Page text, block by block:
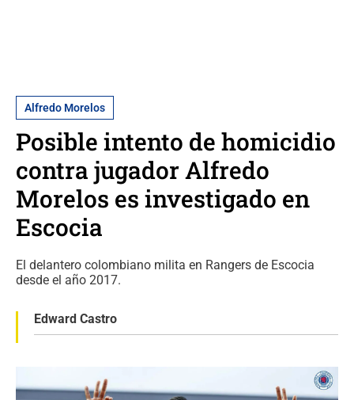
Alfredo Morelos
Posible intento de homicidio
contra jugador Alfredo
Morelos es investigado en
Escocia
El delantero colombiano milita en Rangers de Escocia
desde el año 2017.
Edward Castro